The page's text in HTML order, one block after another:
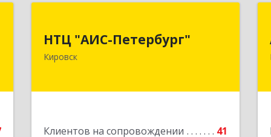
НТЦ "АИС-Петербург"
Кировск
Клиентов на сопровождении 41
187342, Ленинградская обл, Кировск г,
р-н Кировский, Новая ул, дом № 5, а/я